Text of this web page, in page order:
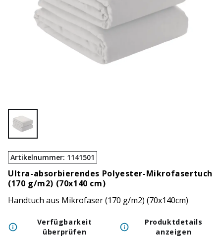
Artikelnummer: 1141501
Ultra-absorbierendes Polyester-Mikrofasertuch
(170 g/m2) (70x140 cm)
Handtuch aus Mikrofaser (170 g/m2) (70x140cm)
Verfügbarkeit
überprüfen
Produktdetails
anzeigen